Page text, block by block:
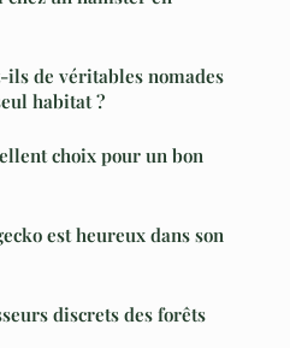
ils de véritables nomades
habitat ?
choix pour un bon
est heureux dans son
discrets des forêts